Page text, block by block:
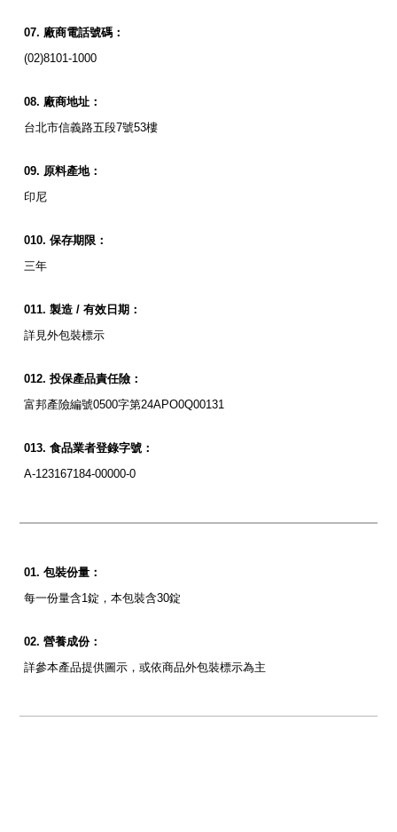
廠商電話號碼：
(02)8101-1000
廠商地址：
台北市信義路五段7號53樓
原料產地：
印尼
保存期限：
三年
製造 /有效日期：
詳見外包裝標示
投保產品責任險：
富邦產險編號0500字第24APO0Q00131
食品業者登錄字號：
A-123167184-00000-0
包裝份量：
每一份量含1錠，本包裝含30錠
營養成份：
詳參本產品提供圖示，或依商品外包裝標示為主